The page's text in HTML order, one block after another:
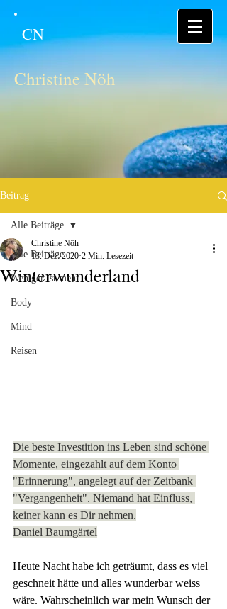
CN
Christine Nöh
Beitrag
Alle Beiträge
Weniger ist mehr
Body
Mind
Reisen
Alle Beiträge
Winterwunderland
Christine Nöh
13. Dez. 2020 2 Min. Lesezeit
Die beste Investition ins Leben sind schöne
Momente, eingezahlt auf dem Konto
"Erinnerung", angelegt auf der Zeitbank
"Vergangenheit". Niemand hat Einfluss,
keiner kann es Dir nehmen.
Daniel Baumgärtel
Heute Nacht habe ich geträumt, dass es viel
geschneit hätte und alles wunderbar weiss
wäre. Wahrscheinlich war mein Wunsch der